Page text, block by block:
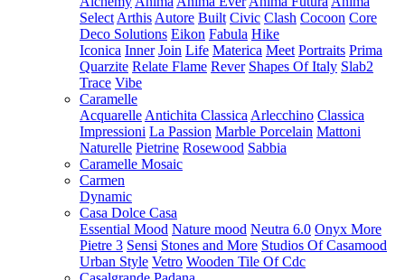
Select Arthis Autore Built Civic Clash Cocoon Core
Deco Solutions Eikon Fabula Hike
Iconica Inner Join Life Materica Meet Portraits Prima
Quarzite Relate Flame Rever Shapes Of Italy Slab2
Trace Vibe
Caramelle
Acquarelle Antichita Classica Arlecchino Classica
Impressioni La Passion Marble Porcelain Mattoni
Naturelle Pietrine Rosewood Sabbia
Caramelle Mosaic
Carmen
Dynamic
Casa Dolce Casa
Essential Mood Nature mood Neutra 6.0 Onyx More
Pietre 3 Sensi Stones and More Studios Of Casamood
Urban Style Vetro Wooden Tile Of Cdc